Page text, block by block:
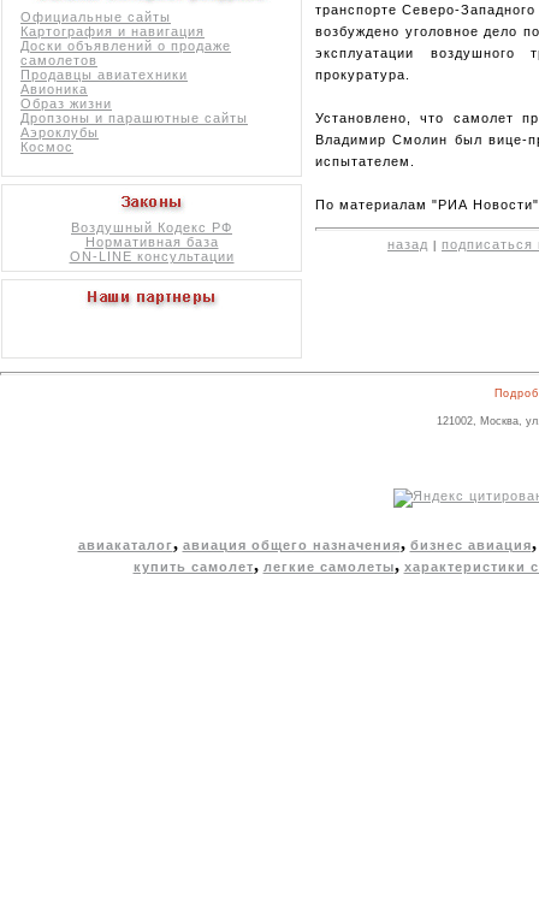
Официальные сайты
Картография и навигация
Доски объявлений о продаже
самолетов
Продавцы авиатехники
Авионика
Образ жизни
Дропзоны и парашютные сайты
Аэроклубы
Космос
Воздушный Кодекс РФ
Нормативная база
ON-LINE консультации
транспорте Северо-
возбуждено уголовное дело
эксплуатации воздушного
прокуратура.
Установлено, что самолет
Владимир Смолин был вице-
испытателем.
По материалам "РИА
назад подписаться
121002, Москва,
авиакаталог, авиация общего назначения, бизнес авиация
купить самолет, легкие самолеты, характеристики